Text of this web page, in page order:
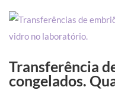
Transferência
congelados.